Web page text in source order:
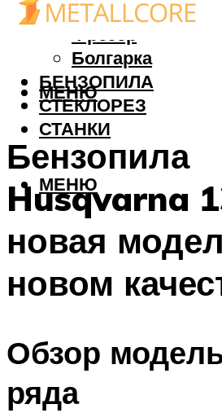
Дрель
Фрезер
Болгарка
БЕНЗОПИЛА
СТЕКЛОРЕЗ
СТАНКИ
МЕНЮ
МЕНЮ
Бензопила
Husqvarna
новая
новом
Обзор
ряда